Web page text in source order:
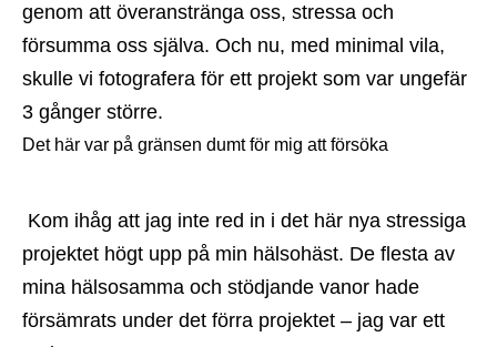
genom att överanstränga oss, stressa och
försumma oss själva. Och nu, med minimal vila,
skulle vi fotografera för ett projekt som var ungefär
3 gånger större.
Det här var på gränsen dumt för mig att försöka
projektet högt upp på min hälsohäst. De flesta av
mina hälsosamma och stödjande vanor hade
försämrats under det förra projektet – jag var ett